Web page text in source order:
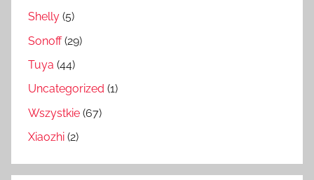
Shelly (5)
Sonoff(29)
Tuya (44)
Uncategorized (1)
Wszystkie (67)
Xiaozhi (2)